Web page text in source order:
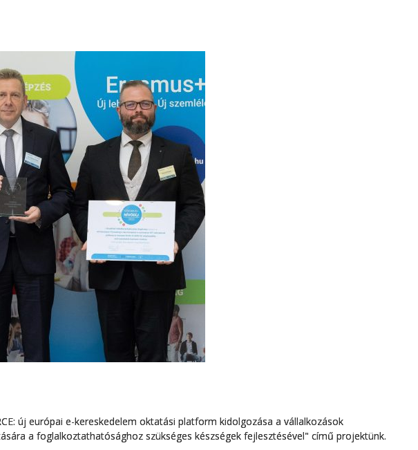
új európai e-kereskedelem oktatási platform kidolgozása a vállalkozások
a foglalkoztathatósághoz szükséges készségek fejlesztésével" című projektünk.